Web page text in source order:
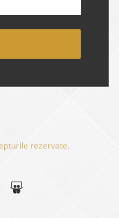
rezervate.